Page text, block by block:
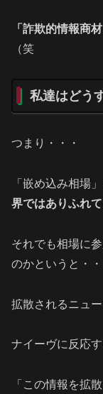
「詐欺的情報商
（笑
私達はどう
つまり・・・
「嵌め込み相場
界ではありふれ
それでも相場に
のかというと・・
拡散されるニュー
ナイーヴに反応す
「この情報を拡